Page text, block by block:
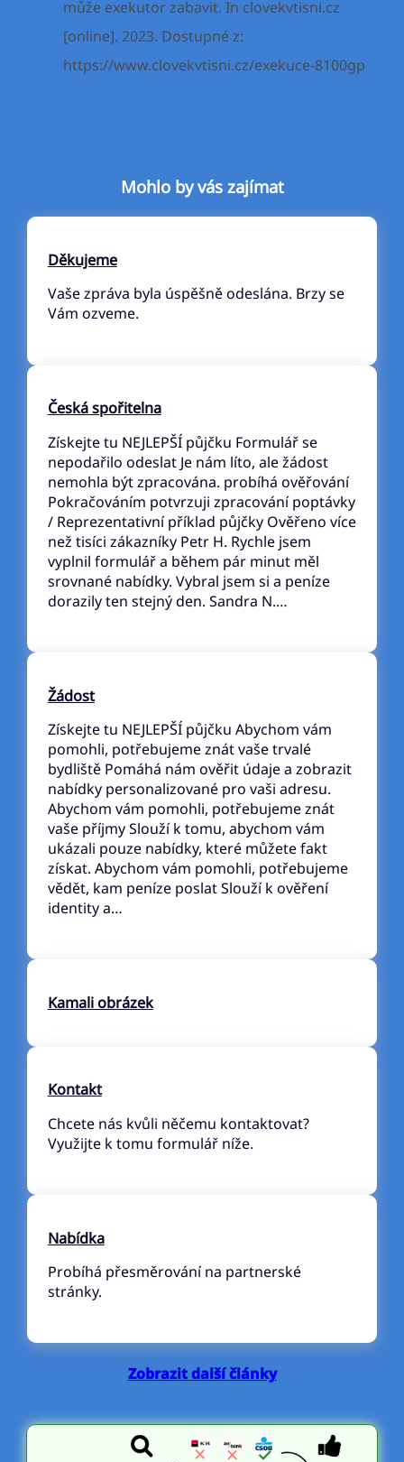
může exekutor zabavit. In clovekvtisni.cz
[online]. 2023. Dostupné z:
https://www.clovekvtisni.cz/exekuce-8100gp
Mohlo by vás zajímat
Děkujeme
Vaše zpráva byla úspěšně odeslána. Brzy se
Vám ozveme.
Česká spořitelna
Získejte tu NEJLEPŠÍ půjčku Formulář se
nepodařilo odeslat Je nám líto, ale žádost
nemohla být zpracována. probíhá ověřování
Pokračováním potvrzuji zpracování poptávky
/ Reprezentativní příklad půjčky Ověřeno více
než tisíci zákazníky Petr H. Rychle jsem
vyplnil formulář a během pár minut měl
srovnané nabídky. Vybral jsem si a peníze
dorazily ten stejný den. Sandra N.…
Žádost
Získejte tu NEJLEPŠÍ půjčku Abychom vám
pomohli, potřebujeme znát vaše trvalé
bydliště Pomáhá nám ověřit údaje a zobrazit
nabídky personalizované pro vaši adresu.
Abychom vám pomohli, potřebujeme znát
vaše příjmy Slouží k tomu, abychom vám
ukázali pouze nabídky, které můžete fakt
získat. Abychom vám pomohli, potřebujeme
vědět, kam peníze poslat Slouží k ověření
identity a…
Kamali obrázek
Kontakt
Chcete nás kvůli něčemu kontaktovat?
Využijte k tomu formulář níže.
Nabídka
Probíhá přesměrování na partnerské
stránky.
Zobrazit další články